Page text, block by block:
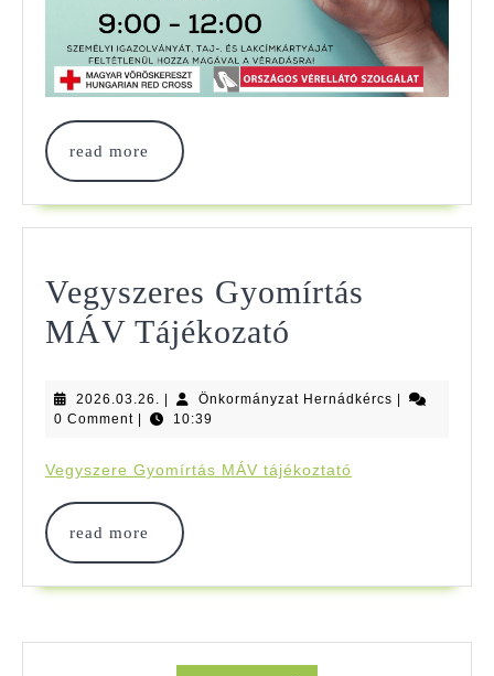
read more
read
more
Vegyszeres Gyomírtás
MÁV Tájékozató
MÁV
2026.03.26. 2026.03.26.
Önkormányzat Hernádkércs Önkormányzat
0 Comment
10:39
Vegyszere Gyomírtás MÁV tájékoztató
read more
read
more